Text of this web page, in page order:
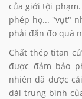
của giới tội
phép họ... "vụt"
phải đắn đo quá
Chất thép titan
được đảm bảo
nhiên đã được
dài trung bình